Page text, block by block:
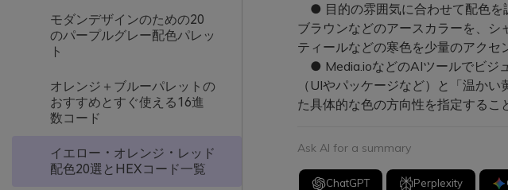
モダンデザインのための20
のパープルグレー配色パレッ
ト
オレンジ＋ブルーパレットの
おすすめとすぐ使える16進
数コード
イエロー・オレンジ・レッド
配色20選とHEXコード一覧
● 目的の雰囲気に合わせて配色を
ブラウンなどのアースカラーを、
ティールなどの寒色を少量のアクセ
● Media.ioなどのAIツールでビジ
（UIやパッケージなど）と「温か
た具体的な色の方向性を指定するこ
Ask AI for a summary
ChatGPT Perplexity